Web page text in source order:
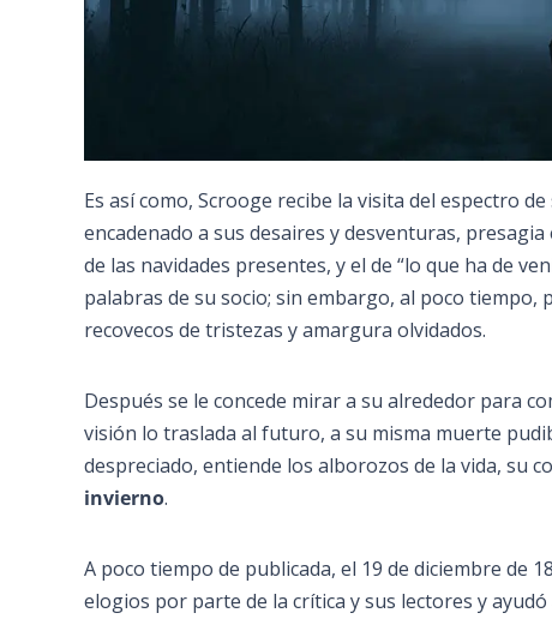
Es así como, Scrooge recibe la visita del espectro
encadenado a sus desaires y desventuras,
de las navidades presentes, y el de “lo que ha de
palabras de su socio; sin embargo, al poco
recovecos de tristezas y amargura olvidados.
Después se le concede mirar a su alrededor para
visión lo traslada al futuro, a su misma muerte
despreciado, entiende los alborozos de la vida, su
invierno.
A poco tiempo de publicada, el 19 de diciembre de
elogios por parte de la crítica y sus lectores y